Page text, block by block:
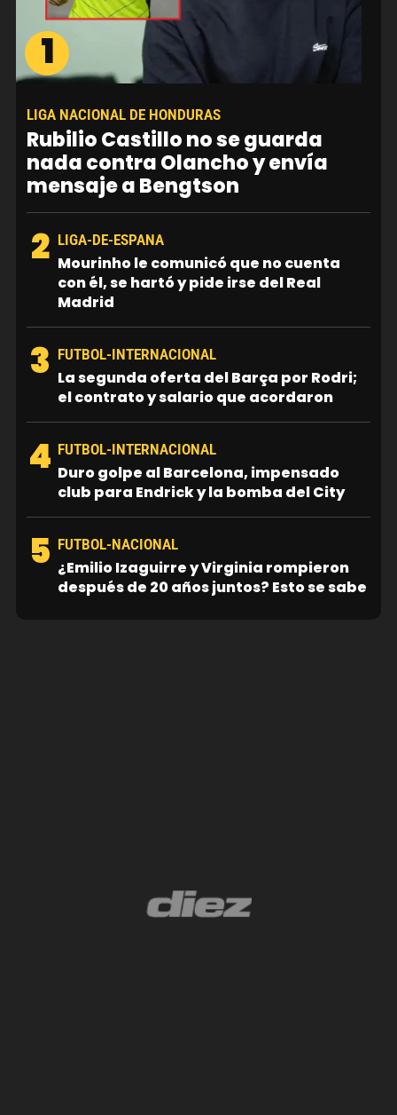
1
LIGA NACIONAL DE HONDURAS
Rubilio Castillo no se guarda
nada contra Olancho y envía
mensaje a Bengtson
2 LIGA-DE-ESPANA
Mourinho le comunicó que no cuenta
con él, se hartó y pide irse del Real
Madrid
3 FUTBOL-INTERNACIONAL
La segunda oferta del Barça por Rodri;
el contrato y salario que acordaron
4 FUTBOL-INTERNACIONAL
Duro golpe al Barcelona, impensado
club para Endrick y la bomba del City
5 FUTBOL-NACIONAL
¿Emilio Izaguirre y Virginia rompieron
después de 20 años juntos? Esto se sabe